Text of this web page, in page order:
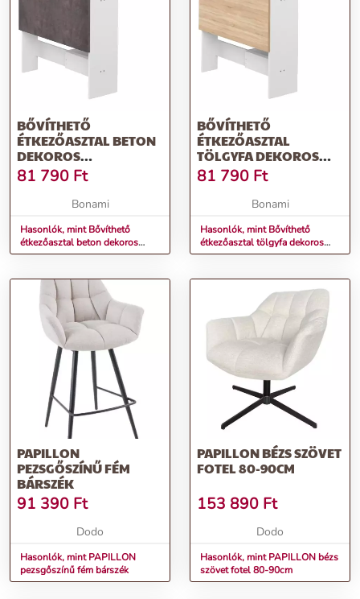
BŐVÍTHETŐ
ÉTKEZŐASZTAL BETON
DEKOROS
ASZTALLAPPAL 76X28
CM PAPILLON –
TEMAHOME
81 790 Ft
Bonami
Hasonlók, mint Bővíthető
étkezőasztal beton dekoros
asztallappal 76x28 cm Papillon
BŐVÍTHETŐ
ÉTKEZŐASZTAL
TÖLGYFA DEKOROS
ASZTALLAPPAL 76X28
CM PAPILLON –
TEMAHOME
81 790 Ft
Bonami
Hasonlók, mint Bővíthető
étkezőasztal tölgyfa dekoros
asztallappal 76x28 cm Papillon
PAPILLON
PEZSGŐSZÍNŰ FÉM
BÁRSZÉK
91 390 Ft
Dodo
Hasonlók, mint PAPILLON
pezsgőszínű fém bárszék
PAPILLON BÉZS SZÖVET
FOTEL 80-90CM
153 890 Ft
Dodo
Hasonlók, mint PAPILLON bézs
szövet fotel 80-90cm